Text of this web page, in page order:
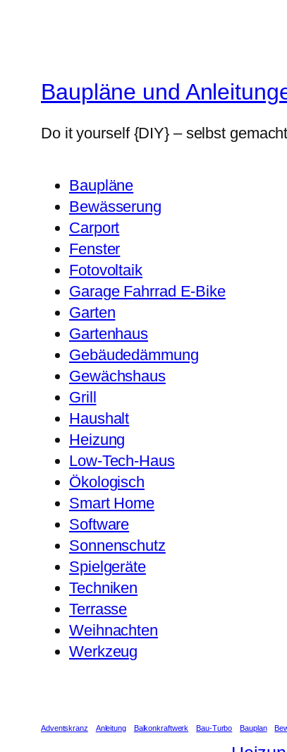
Baupläne und
Do it yourself {DIY} – selbst gemacht
Baupläne
Bewässerung
Carport
Fenster
Fotovoltaik
Garage Fahrrad E-Bike
Garten
Gartenhaus
Gebäudedämmung
Gewächshaus
Grill
Haushalt
Heizung
Low-Tech-Haus
Ökologisch
Smart Home
Software
Sonnenschutz
Spielgeräte
Techniken
Terrasse
Weihnachten
Werkzeug
Adventskranz Anleitung Balkonkraftwerk Bau-Turbo Bauplan